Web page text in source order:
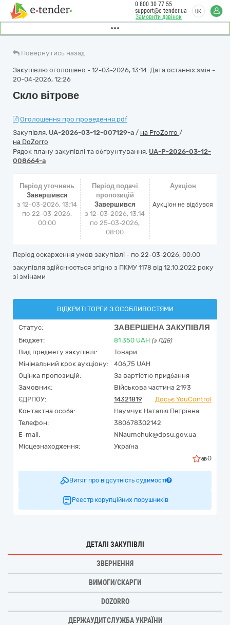
Замовити дзвінок
0 800 30 77 55
support@e-tender.ua
UK
Повернутись назад
Закупівлю оголошено - 12-03-2026, 13:14. Дата останніх змін -
20-04-2026, 12:26
Скло вітрове
Оголошення про проведення.pdf
Закупівля: UA-2026-03-12-007129-a / на ProZorro /
на DoZorro
Рядок плану закупівлі та обґрунтування: UA-P-2026-03-12-
008664-a
Період уточнень
Завершився
з 12-03-2026, 13:14
по 22-03-2026,
00:00
Період подачі
пропозицій
Завершився
з 12-03-2026, 13:14
по 25-03-2026,
08:00
Аукціон
Аукціон не відбувся
Період оскарження умов закупівлі - по 22-03-2026, 00:00
закупівля здійснюється згідно з ПКМУ 1178 від 12.10.2022 року
зі змінами
ВІДКРИТІ ТОРГИ З ОСОБЛИВОСТЯМИ
Статус: ЗАВЕРШЕНА ЗАКУПІВЛЯ
Бюджет: 81 350 UAH (з ПДВ)
Вид предмету закупівлі:
Товари
Мінімальний крок аукціону:
406,75 UAH
Оцінка пропозицій:
За вартістю придбання
Замовник:
Військова частина 2193
ЄДРПОУ:
14321819
Досьє YouControl
Контактна особа:
Наумчук Наталія Петрівна
Телефон:
380678302142
E-mail:
NNaumchuk@dpsu.gov.ua
Місцезнаходження:
Україна
0
Витяг про відсутність судимості
Реєстр корупційних порушників
ДЕТАЛІ ЗАКУПІВЛІ
ЗВЕРНЕННЯ
ВИМОГИ/СКАРГИ
DOZORRO
ДЕРЖАУДИТСЛУЖБА УКРАЇНИ